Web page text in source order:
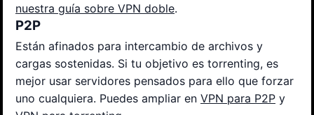
nuestra guía sobre VPN doble.
P2P
Están afinados para intercambio de archivos y
cargas sostenidas. Si tu objetivo es torrenting, es
mejor usar servidores pensados para ello que forzar
uno cualquiera. Puedes ampliar en VPN para P2P y